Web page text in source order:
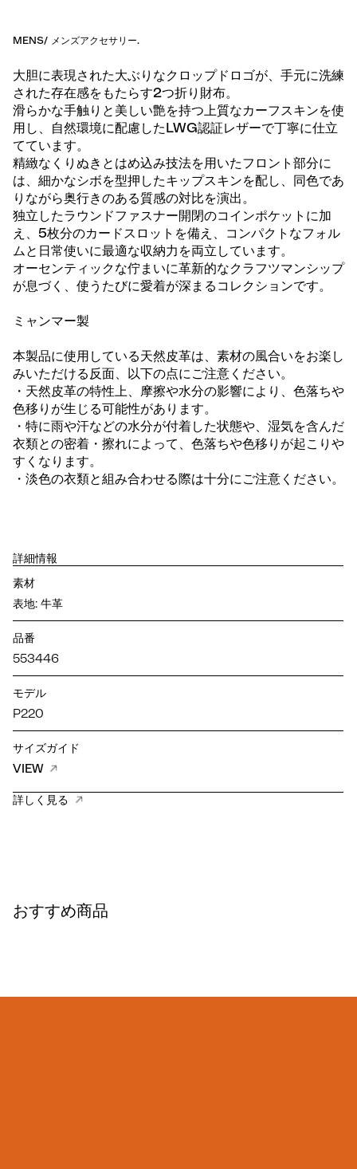
MENS/ メンズアクセサリー.
大胆に表現された大ぶりなクロップドロゴが、手元に洗練
された存在感をもたらす2つ折り財布。
滑らかな手触りと美しい艶を持つ上質なカーフスキンを使
用し、自然環境に配慮したLWG認証レザーで丁寧に仕立
てています。
精緻なくりぬきとはめ込み技法を用いたフロント部分に
は、細かなシボを型押したキップスキンを配し、同色であ
りながら奥行きのある質感の対比を演出。
独立したラウンドファスナー開閉のコインポケットに加
え、5枚分のカードスロットを備え、コンパクトなフォル
ムと日常使いに最適な収納力を両立しています。
オーセンティックな佇まいに革新的なクラフツマンシップ
が息づく、使うたびに愛着が深まるコレクションです。
ミャンマー製
本製品に使用している天然皮革は、素材の風合いをお楽し
みいただける反面、以下の点にご注意ください。
・天然皮革の特性上、摩擦や水分の影響により、色落ちや
色移りが生じる可能性があります。
・特に雨や汗などの水分が付着した状態や、湿気を含んだ
衣類との密着・擦れによって、色落ちや色移りが起こりや
すくなります。
・淡色の衣類と組み合わせる際は十分にご注意ください。
詳細情報
素材
表地: 牛革
品番
553446
モデル
P220
サイズガイド
VIEW
詳しく見る
おすすめ商品